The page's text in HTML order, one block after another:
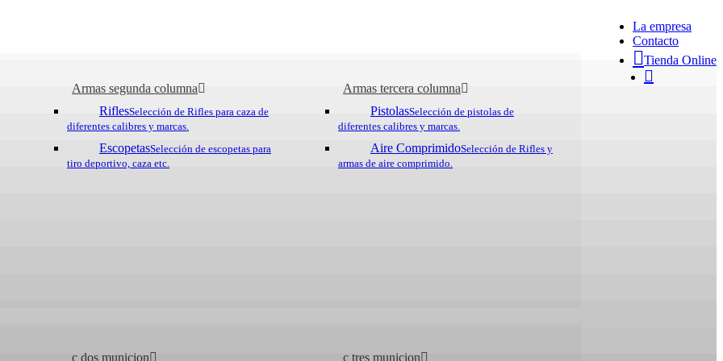
Armas segunda columna
RiflesSelección de Rifles para caza de
diferentes calibres y marcas.
EscopetasSelección de escopetas para
tiro deportivo, caza etc.
Armas tercera columna
PistolasSelección de pistolas de
diferentes calibres y marcas.
Aire ComprimidoSelección de Rifles y
armas de aire comprimido.
c dos municion
c tres municion
La empresa
Contacto
Tienda Online
BENELLI 828 U SILVER